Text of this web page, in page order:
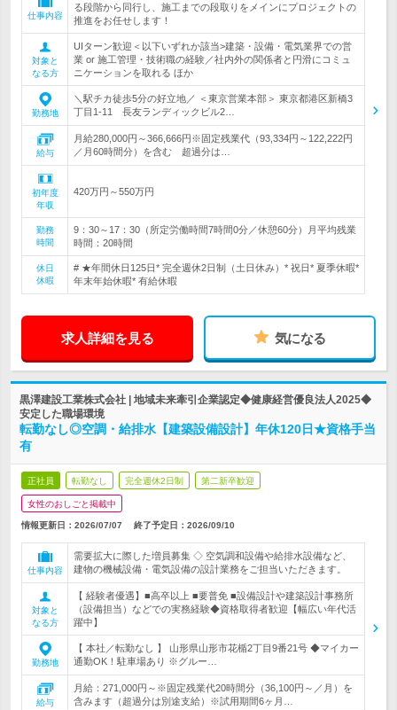
仕事内容
る段階から同行し、施工までの段取りをメインにプロジェクトの
推進をお任せします！
対象と
なる方
UIターン歓迎＜以下いずれか該当>建築・設備・電気業界での営
業 or 施工管理・技術職の経験／社内外の関係者と円滑にコミュ
ニケーションを取れる ほか
勤務地
＼駅チカ徒歩5分の好立地／ ＜東京営業本部＞ 東京都港区新橋3
丁目1-11 長友ランディックビル2…
給与
月給280,000円～366,666円※固定残業代（93,334円～122,222円
／月60時間分）を含む 超過分は…
初年度
年収
420万円～550万円
勤務
時間
9：30～17：30（所定労働時間7時間0分／休憩60分）月平均残業
時間：20時間
休日
休暇
# ★年間休日125日* 完全週休2日制（土日休み）* 祝日* 夏季休暇*
年末年始休暇* 有給休暇
求人詳細を見る 気になる
黒澤建設工業株式会社 | 地域未来牽引企業認定◆健康経営優良法人2025◆
安定した職場環境
転勤なし◎空調・給排水【建築設備設計】年休120日★資格手当
有
正社員 転勤なし 完全週休2日制 第二新卒歓迎
女性のおしごと掲載中
情報更新日：2026/07/07 終了予定日： 2026/09/10
仕事内容
需要拡大に際した増員募集 ◇ 空気調和設備や給排水設備など、
建物の機械設備・電気設備の設計業務をご担当いただきます。
対象と
なる方
【 経験者優遇】■高卒以上 ■要普免 ■設備設計や建築設計事務所
（設備担当）などでの実務経験◆資格取得者歓迎【幅広い年代活
躍中】
勤務地
【 本社／転勤なし 】 山形県山形市花楯2丁目9番21号 ◆マイカー
通勤OK！駐車場あり ※グルー…
給与
月給：271,000円～※固定残業代20時間分（36,100円～／月）を
含みます（超過分は別途支給）※試用期間6ヶ月…